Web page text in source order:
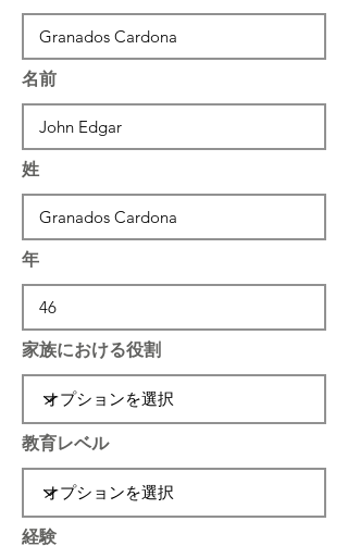
名前
姓
年
家族における役割
教育レベル
経験